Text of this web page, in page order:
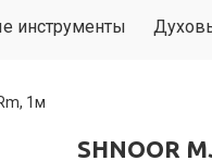
инструменты
1м
SHNOOR